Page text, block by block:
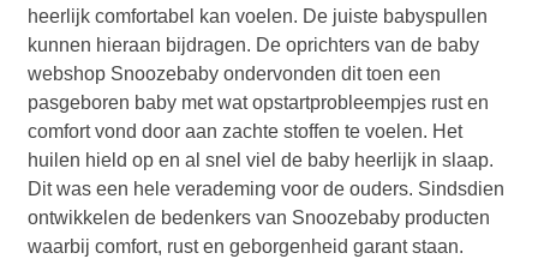
heerlijk comfortabel kan voelen. De juiste babyspullen
kunnen hieraan bijdragen. De oprichters van de baby
webshop Snoozebaby ondervonden dit toen een
pasgeboren baby met wat opstartprobleempjes rust en
comfort vond door aan zachte stoffen te voelen. Het
huilen hield op en al snel viel de baby heerlijk in slaap.
Dit was een hele verademing voor de ouders. Sindsdien
ontwikkelen de bedenkers van Snoozebaby producten
waarbij comfort, rust en geborgenheid garant staan.